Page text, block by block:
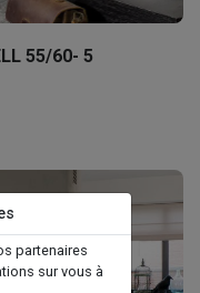
partenaires
sur vous à
55/60- 5